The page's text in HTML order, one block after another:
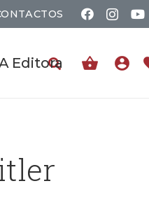
Editora shopping_basket account_circle